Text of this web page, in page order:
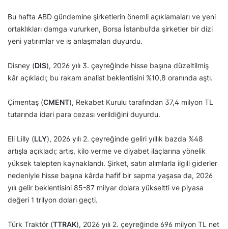
Bu hafta ABD gündemine şirketlerin önemli açıklamaları ve yeni
ortaklıkları damga vururken, Borsa İstanbul’da şirketler bir dizi
yeni yatırımlar ve iş anlaşmaları duyurdu.
Disney (DIS), 2026 yılı 3. çeyreğinde hisse başına düzeltilmiş
kâr açıkladı; bu rakam analist beklentisini %10,8 oranında aştı.
Çimentaş (CMENT), Rekabet Kurulu tarafından 37,4 milyon TL
tutarında idari para cezası verildiğini duyurdu.
Eli Lilly (LLY), 2026 yılı 2. çeyreğinde geliri yıllık bazda %48
artışla açıkladı; artış, kilo verme ve diyabet ilaçlarına yönelik
yüksek talepten kaynaklandı. Şirket, satın alımlarla ilgili giderler
nedeniyle hisse başına kârda hafif bir sapma yaşasa da, 2026
yılı gelir beklentisini 85-87 milyar dolara yükseltti ve piyasa
değeri 1 trilyon doları geçti.
Türk Traktör (TTRAK), 2026 yılı 2. çeyreğinde 696 milyon TL net